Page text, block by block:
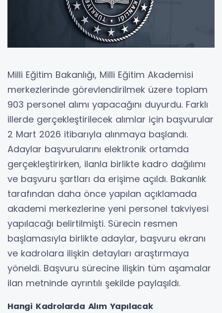
Milli Eğitim Bakanlığı, Milli Eğitim Akademisi
merkezlerinde görevlendirilmek üzere toplam
903 personel alımı yapacağını duyurdu. Farklı
illerde gerçekleştirilecek alımlar için başvurular
2 Mart 2026 itibarıyla alınmaya başlandı.
Adaylar başvurularını elektronik ortamda
gerçekleştirirken, ilanla birlikte kadro dağılımı
ve başvuru şartları da erişime açıldı. Bakanlık
tarafından daha önce yapılan açıklamada
akademi merkezlerine yeni personel takviyesi
yapılacağı belirtilmişti. Sürecin resmen
başlamasıyla birlikte adaylar, başvuru ekranı
ve kadrolara ilişkin detayları araştırmaya
yöneldi. Başvuru sürecine ilişkin tüm aşamalar
ilan metninde ayrıntılı şekilde paylaşıldı.
Hangi Kadrolarda Alım Yapılacak